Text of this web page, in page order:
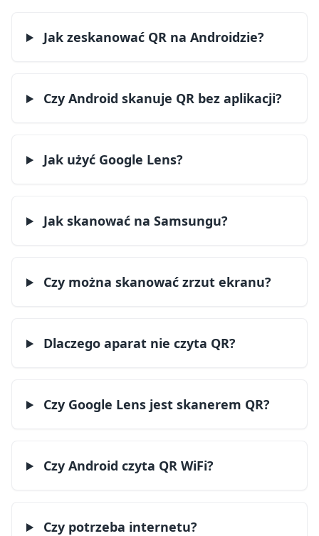
Jak zeskanować QR na Androidzie?
Czy Android skanuje QR bez aplikacji?
Jak użyć Google Lens?
Jak skanować na Samsungu?
Czy można skanować zrzut ekranu?
Dlaczego aparat nie czyta QR?
Czy Google Lens jest skanerem QR?
Czy Android czyta QR WiFi?
Czy potrzeba internetu?